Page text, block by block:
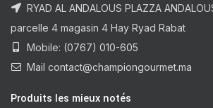
RYAD AL ANDALOUS PLAZZA
parcelle 4 magasin 4 Hay Ryad Rabat
Mobile: (0767) 010-605
Mail contact@championgourmet.ma
Produits les mieux notés